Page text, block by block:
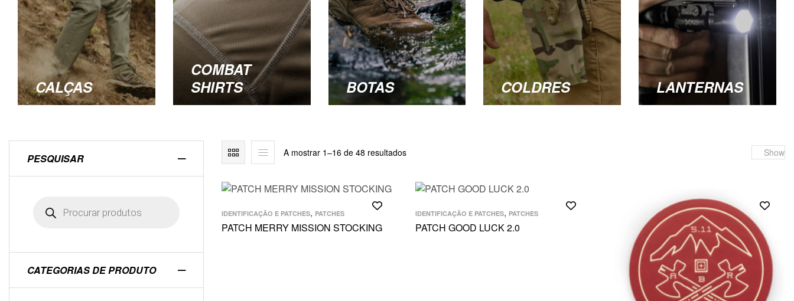
CALÇAS
COMBAT
SHIRTS
BOTAS COLDRES LANTERNAS
A mostrar 1–16 de 48 resultados Show
IDENTIFICAÇÃO E PATCHES, PATCHES
PATCH MERRY MISSION STOCKING
IDENTIFICAÇÃO E PATCHES, PATCHES
PATCH GOOD LUCK 2.0
PESQUISAR
CATEGORIAS DE PRODUTO